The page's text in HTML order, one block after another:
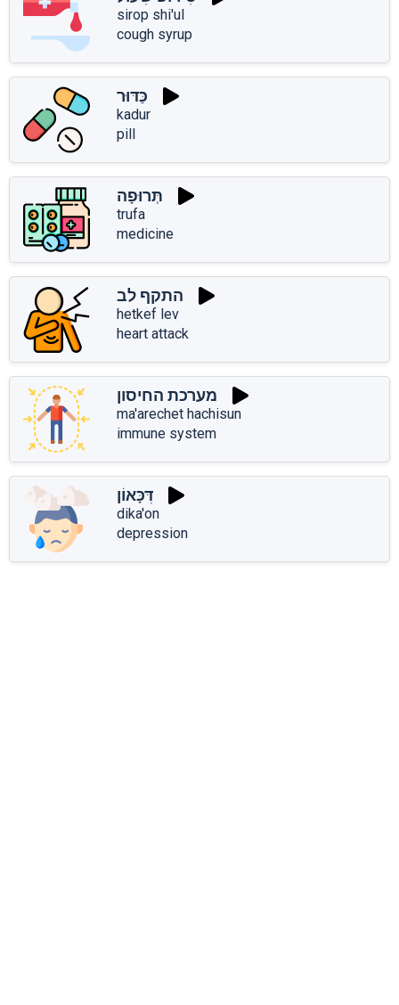
sirop shi'ul
cough syrup
כַּדּוּר
kadur
pill
תְּרוּפָה
trufa
medicine
התקף לב
hetkef lev
heart attack
מערכת החיסון
ma'arechet hachisun
immune system
דִּכָּאוֹן
dika'on
depression